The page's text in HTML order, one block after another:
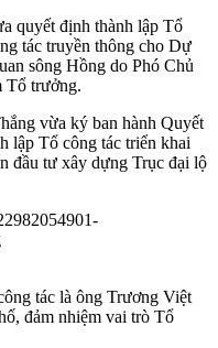
quyết định thành lập Tổ
tác truyền thông cho Dự
sông Hồng do Phó Chủ
Tổ trưởng.
vừa ký ban hành Quyết
lập Tổ công tác triển khai
đầu tư xây dựng Trục đại lộ
tác là ông Trương Việt
đảm nhiệm vai trò Tổ